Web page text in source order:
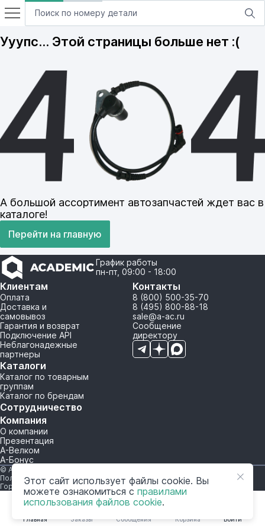
Главная Войти
Заказы Сообщения Корзина
Ууупс… Этой страницы больше нет :(
А большой ассортимент автозапчастей ждет вас в
каталоге!
Перейти на главную
График работы
пн-пт, 09:00 - 18:00
Клиентам
Оплата
Доставка и
самовывоз
Гарантия и возврат
Подключение API
Неблагонадежные
партнеры
Каталоги
Каталог по товарным
группам
Каталог по брендам
Сотрудничество
Компания
О компании
Презентация
А-Велком
А-Бонус
Контакты
8 (800) 500-35-70
8 (495) 800-88-18
sale@a-ac.ru
Сообщение
директору
© A-AC.RU 2015-2026. Все права защищены.
Политика обработки персональных данных
Горячая линия корпоративного регулирования и контроля
Этот сайт использует файлы cookie. Вы
можете ознакомиться с правилами
использования файлов cookie.